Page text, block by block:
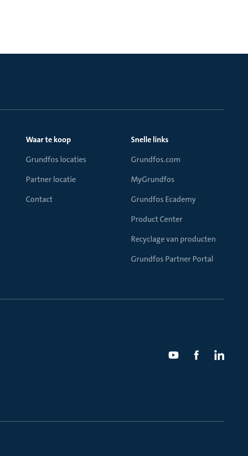
Waar te koop
Grundfos locaties
Partner locatie
Contact
Snelle links
Grundfos.com
MyGrundfos
Grundfos Ecademy
Product Center
Recyclage van producten
Grundfos Partner Portal